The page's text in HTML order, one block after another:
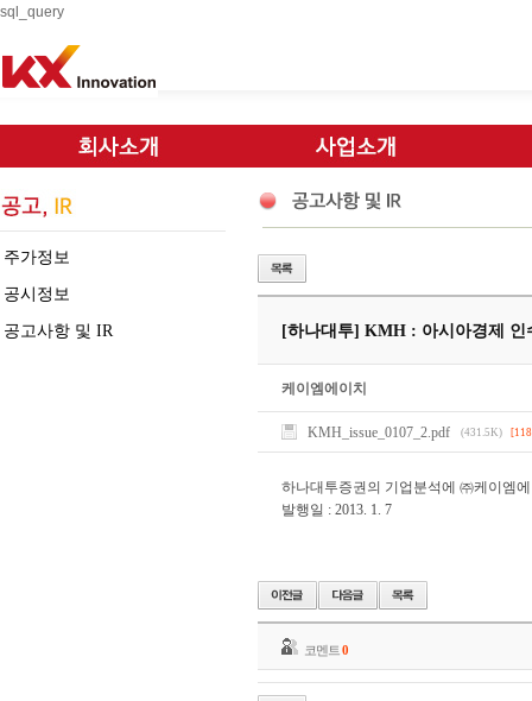
sql_query
주가정보
공시정보
공고사항 및 IR [하나대투] KMH : 아시아경제 인
케이엠에이치
KMH_issue_0107_2.pdf (431.5K)
하나대투증권의 기업분석에 ㈜케이엠
발행일 : 2013. 1. 7
코멘트 0